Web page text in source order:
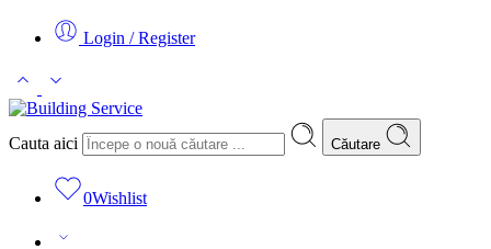
Login / Register
Cauta aici Căutare
0Wishlist